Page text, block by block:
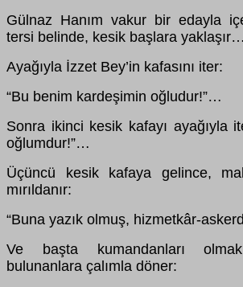
Gülnaz Hanım vakur bir edayla
tersi belinde, kesik başlara yaklaşır…
Ayağıyla İzzet Bey’in kafasını iter:
“Bu benim kardeşimin oğludur!”…
Sonra ikinci kesik kafayı ayağıyla
oğlumdur!”…
Üçüncü kesik kafaya gelince,
mırıldanır:
“Buna yazık olmuş, hizmetkâr-
Ve başta kumandanları
bulunanlara çalımla döner: